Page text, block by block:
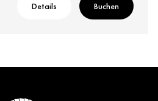
Details Buchen